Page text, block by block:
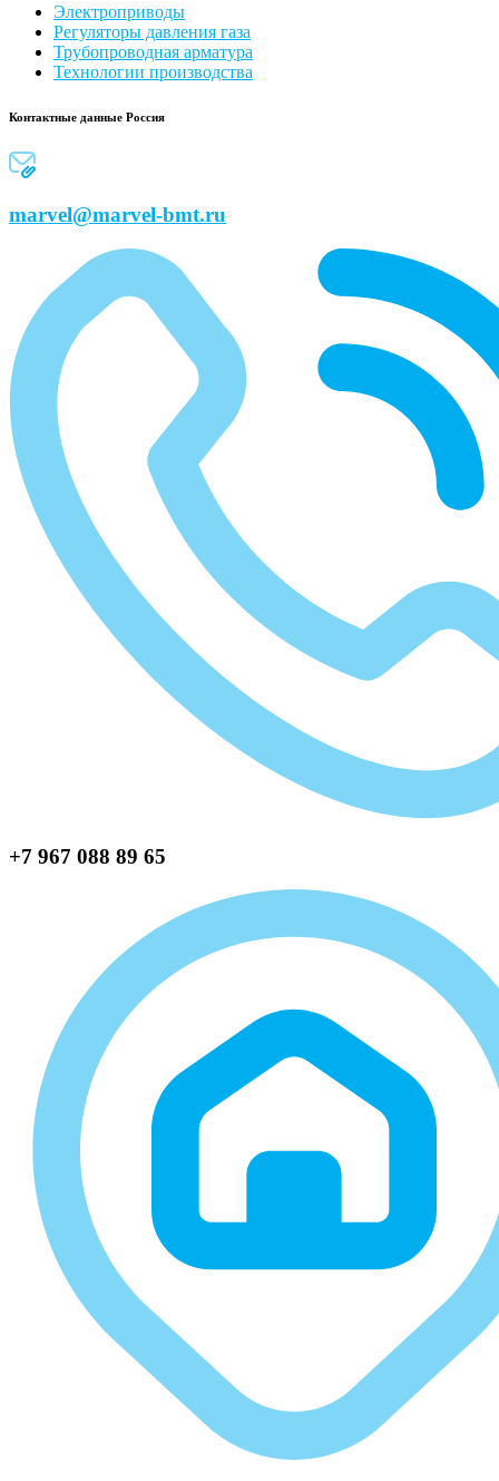
Электроприводы
Регуляторы давления газа
Трубопроводная арматура
Технологии производства
Контактные данные Россия
marvel@marvel-bmt.ru
+7 967 088 89 65